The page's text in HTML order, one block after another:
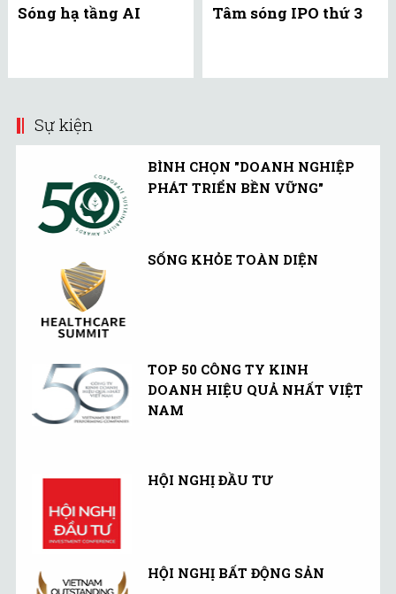
Sóng hạ tầng AI Tâm sóng IPO thứ 3
Sự kiện
BÌNH CHỌN "DOANH NGHIỆP
PHÁT TRIỂN BỀN VỮNG"
SỐNG KHỎE TOÀN DIỆN
TOP 50 CÔNG TY KINH
DOANH HIỆU QUẢ NHẤT VIỆT
NAM
HỘI NGHỊ ĐẦU TƯ
HỘI NGHỊ BẤT ĐỘNG SẢN